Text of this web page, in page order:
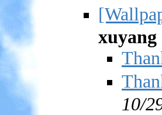
xuyang
10/